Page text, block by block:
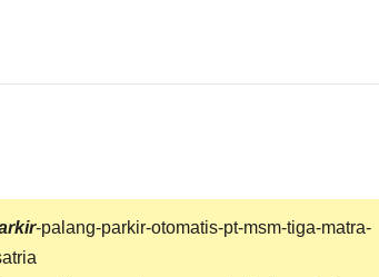
-palang-parkir-otomatis-pt-msm-tiga-matra-